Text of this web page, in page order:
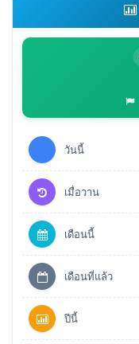
วันนี้
เมื่อวาน
เดือนนี้
เดือนที่แล้ว
ปีนี้